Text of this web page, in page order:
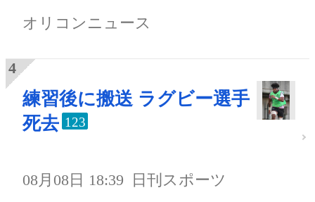
オリコンニュース
練習後に搬送 ラグビー選手
死去 123
08月08日 18:39 日刊スポーツ